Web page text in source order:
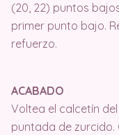
(20, 22) puntos
primer punto bajo.
refuerzo.
ACABADO
Voltea el calcetín
puntada de zurcido.